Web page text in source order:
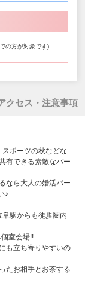
の方が対象です)
クセス・注意事項
ポーツの秋などな
有できる素敵なパー
なら大人の婚活パー
♪
駅からも徒歩圏内
室会場!!
も立ち寄りやすいの
たお相手とお茶する